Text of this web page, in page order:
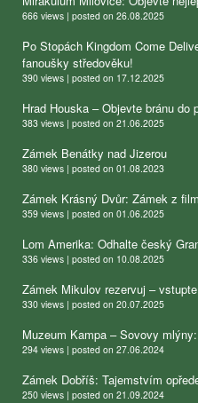
666 views | posted on 26.08.2025
Po Stopách Kingdom Come
fanoušky středověku!
390 views | posted on 17.12.2025
Hrad Houska – Objevte bránu
383 views | posted on 21.06.2025
Zámek Benátky nad Jizerou
380 views | posted on 01.08.2023
Zámek Krásný Dvůr: Zámek z
359 views | posted on 01.06.2025
Lom Amerika: Odhalte český
336 views | posted on 10.08.2025
Zámek Mikulov rezervuj –
330 views | posted on 20.07.2025
Muzeum Kampa – Sovovy
294 views | posted on 27.06.2024
Zámek Dobříš: Tajemstvím
250 views | posted on 21.09.2024